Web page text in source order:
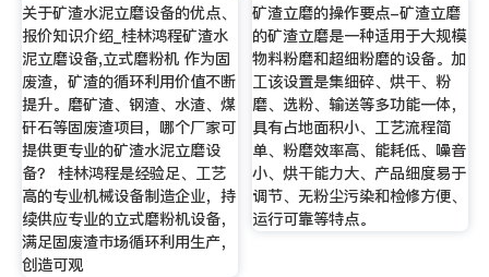
关于矿渣水泥立磨设备的优点、
报价知识介绍_桂林鸿程矿渣水
泥立磨设备,立式磨粉机 作为固
废渣，矿渣的循环利用价值不断
提升。磨矿渣、钢渣、水渣、煤
矸石等固废渣项目，哪个厂家可
提供更专业的矿渣水泥立磨设
备？ 桂林鸿程是经验足、工艺
高的专业机械设备制造企业，持
续供应专业的立式磨粉机设备，
满足固废渣市场循环利用生产，
创造可观
矿渣立磨的操作要点-矿渣立磨
的矿渣立磨是一种适用于大规模
物料粉磨和超细粉磨的设备。加
工该设置是集细碎、烘干、粉
磨、选粉、输送等多功能一体，
具有占地面积小、工艺流程简
单、粉磨效率高、能耗低、噪音
小、烘干能力大、产品细度易于
调节、无粉尘污染和检修方便、
运行可靠等特点。